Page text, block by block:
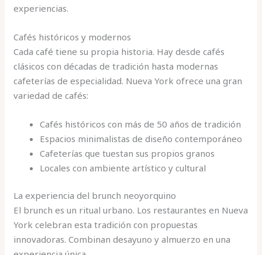
experiencias.
Cafés históricos y modernos
Cada café tiene su propia historia. Hay desde cafés
clásicos con décadas de tradición hasta modernas
cafeterías de especialidad. Nueva York ofrece una gran
variedad de cafés:
Cafés históricos con más de 50 años de tradición
Espacios minimalistas de diseño contemporáneo
Cafeterías que tuestan sus propios granos
Locales con ambiente artístico y cultural
La experiencia del brunch neoyorquino
El brunch es un ritual urbano. Los restaurantes en Nueva
York celebran esta tradición con propuestas
innovadoras. Combinan desayuno y almuerzo en una